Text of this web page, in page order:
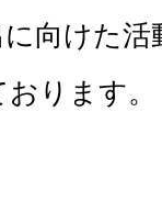
向けた
ります。